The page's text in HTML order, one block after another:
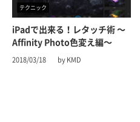
テクニック
iPadで出来る！レタッチ術 〜
Affinity Photo色変え編〜
2018/03/18 by KMD